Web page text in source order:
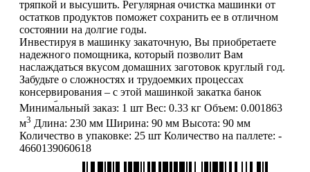
тряпкой и высушить. Регулярная очистка машинки от
остатков продуктов поможет сохранить ее в отличном
состоянии на долгие годы.
Инвестируя в машинку закаточную, Вы приобретаете
надежного помощника, который позволит Вам
наслаждаться вкусом домашних заготовок круглый год.
Забудьте о сложностях и трудоемких процессах
консервирования – с этой машинкой закатка банок
станет быстрым и приятным занятием.
ВНИМАНИЕ:информация, содержащаяся в описании
товара, является справочной (не является публичной
Минимальный заказ: 1 шт Вес: 0.33 кг Объем: 0.001863
м3 Длина: 230 мм Ширина: 90 мм Высота: 90 мм
Количество в упаковке: 25 шт Количество на паллете: -
4660139060618